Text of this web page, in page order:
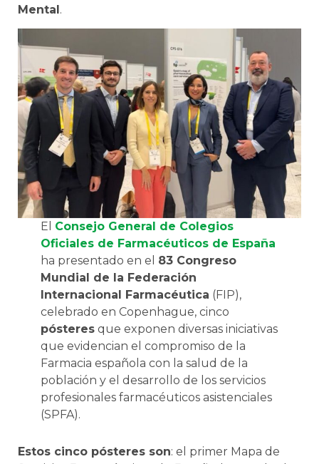
Mental.
El Consejo General de Colegios
Oficiales de Farmacéuticos de España
ha presentado en el 83 Congreso
Mundial de la Federación
Internacional Farmacéutica (FIP),
celebrado en Copenhague, cinco
pósteresque exponen diversas iniciativas
que evidencian el compromiso de la
Farmacia española con la salud de la
población y el desarrollo de los servicios
profesionales farmacéuticos asistenciales
(SPFA).
Estos cinco pósteres son: el primer Mapa de